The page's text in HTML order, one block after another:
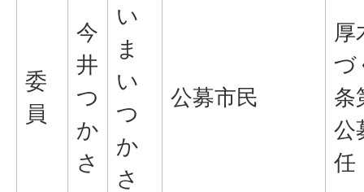
委
員
今
井
つ
か
さ
い
ま
い
つ
か
さ
公募市民
厚
づ
条
公
任